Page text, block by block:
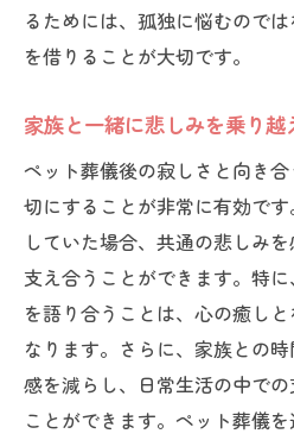
るためには、孤独に悩むので
を借りることが大切です。
家族と一緒に悲しみを乗り越
ペット葬儀後の寂しさと向き
切にすることが非常に有効で
していた場合、共通の悲しみ
支え合うことができます。特
を語り合うことは、心の癒し
なります。さらに、家族との
感を減らし、日常生活の中で
ことができます。ペット葬儀